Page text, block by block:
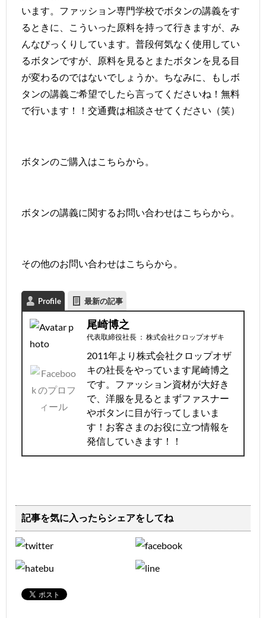
います。ファッション専門学校でボタンの講義をす
るときに、こういった原料を持って行きますが、み
んなびっくりしています。普段何気なく使用してい
るボタンですが、原料を見るとまたボタンを見る目
が変わるのではないでしょうか。ちなみに、もしボ
タンの講義ご希望でしたら言ってくださいね！無料
で行います！！交通費は相談させてください（笑）
ボタンのご購入はこちらから。
ボタンの講義に関するお問い合わせはこちらから。
その他のお問い合わせはこちらから。
Profile 最新の記事
尾崎博之
代表取締役社長 ： 株式会社クロップオザキ
2011年より株式会社クロップオザ
キの社長をやっています尾崎博之
です。ファッション資材が大好き
で、洋服を見るとまずファスナー
やボタンに目が行ってしまいま
す！お客さまのお役に立つ情報を
発信していきます！！
記事を気に入ったらシェアをしてね